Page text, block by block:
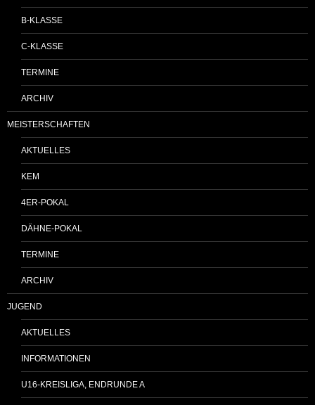
B-KLASSE
C-KLASSE
TERMINE
ARCHIV
MEISTERSCHAFTEN
AKTUELLES
KEM
4ER-POKAL
DÄHNE-POKAL
TERMINE
ARCHIV
JUGEND
AKTUELLES
INFORMATIONEN
U16-KREISLIGA, ENDRUNDE A